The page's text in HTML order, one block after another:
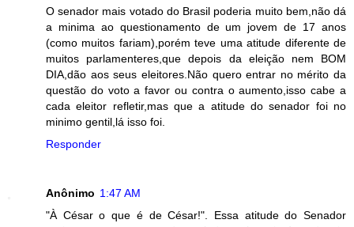
O senador mais votado do Brasil poderia muito bem,não dá
a minima ao questionamento de um jovem de 17 anos
(como muitos fariam),porém teve uma atitude diferente de
muitos parlamenteres,que depois da eleição nem BOM
DIA,dão aos seus eleitores.Não quero entrar no mérito da
questão do voto a favor ou contra o aumento,isso cabe a
cada eleitor refletir,mas que a atitude do senador foi no
minimo gentil,lá isso foi.
Responder
Anônimo 1:47 AM
"À César o que é de César!". Essa atitude do Senador